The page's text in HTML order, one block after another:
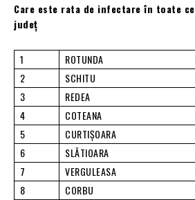
Care este rata de infectare în toate
județ
1 ROTUNDA
2
SCHITU
3
REDEA
4
COTEANA
5
CURTIŞOARA
6
SLĂTIOARA
7
VERGULEASA
8
CORBU